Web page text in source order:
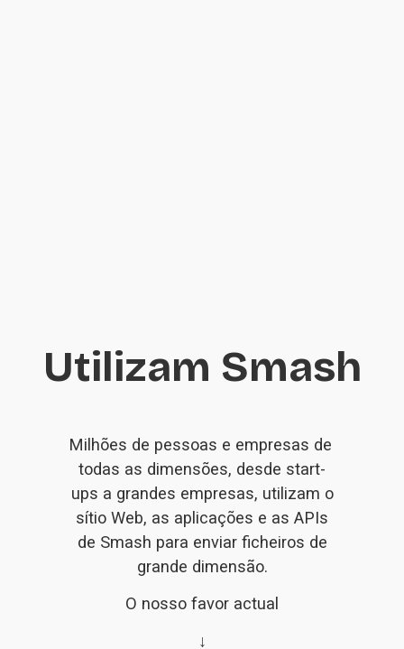
Utilizam Smash
Milhões de pessoas e empresas de
todas as dimensões, desde start-
ups a grandes empresas, utilizam o
sítio Web, as aplicações e as APIs
de Smash para enviar ficheiros de
grande dimensão.
O nosso favor actual
↓